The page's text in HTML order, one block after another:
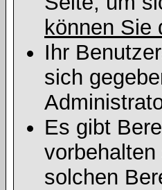
können Sie
Ihr
sich
Es gibt
solchen